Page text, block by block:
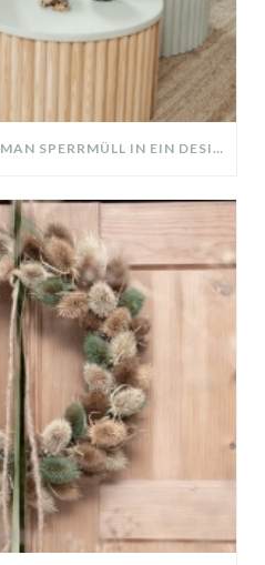
DIY UPCYLING IDEE: WIE MAN SPERRMÜLL IN EIN DESIGNER TEIL VERWANDELT